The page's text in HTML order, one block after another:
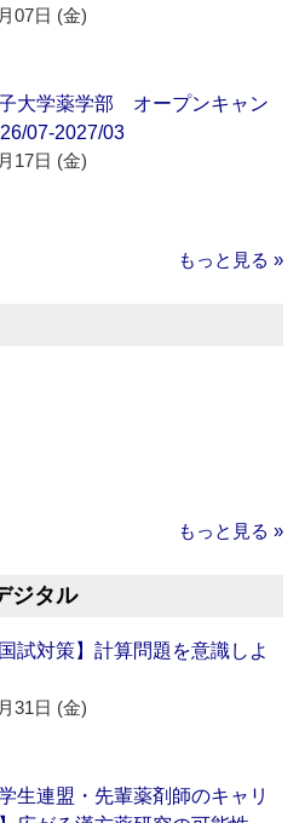
07日 (金)
大学薬学部 オープンキャン
07-2027/03
17日 (金)
もっと見る »
もっと見る »
ジタル
国試対策】計算問題を意識しよ
31日 (金)
学生連盟・先輩薬剤師のキャリ